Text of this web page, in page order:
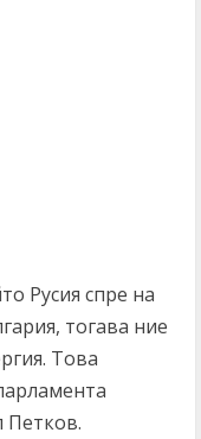
Русия спре на
тогава ние
Това
Петков.